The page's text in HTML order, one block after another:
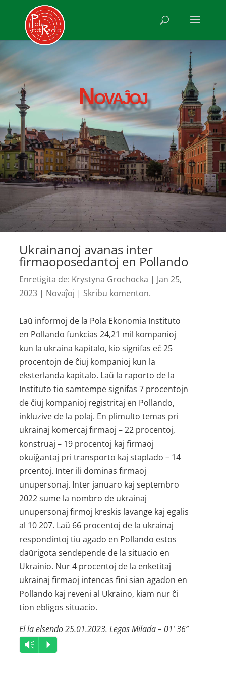
Novaĵoj
Ukrainanoj avanas inter
firmaoposedantoj en Pollando
Enretigita de: Krystyna Grochocka | Jan 25,
2023 | Novaĵoj | Skribu komenton.
Laŭ informoj de la Pola Ekonomia Instituto
en Pollando funkcias 24,21 mil kompanioj
kun la ukraina kapitalo, kio signifas eĉ 25
procentojn de ĉiuj kompanioj kun la
eksterlanda kapitalo. Laŭ la raporto de la
Instituto tio samtempe signifas 7 procentojn
de ĉiuj kompanioj registritaj en Pollando,
inkluzive de la polaj. En plimulto temas pri
ukrainaj komercaj firmaoj – 22 procentoj,
konstruaj – 19 procentoj kaj firmaoj
okuiĝantaj pri transporto kaj staplado – 14
prcentoj. Inter ili dominas firmaoj
unupersonaj. Inter januaro kaj septembro
2022 sume la nombro de ukrainaj
unupersonaj firmoj kreskis lavange kaj egalis
al 10 207. Laŭ 66 procentoj de la ukrainaj
respondintoj tiu agado en Pollando estos
daŭrigota sendepende de la situacio en
Ukrainio. Nur 4 procentoj de la enketitaj
ukrainaj firmaoj intencas fini sian agadon en
Pollando kaj reveni al Ukraino, kiam nur ĉi
tion ebligos situacio.
El la elsendo 25.01.2023. Legas Milada – 01′ 36″
Audio
Player
Vm P